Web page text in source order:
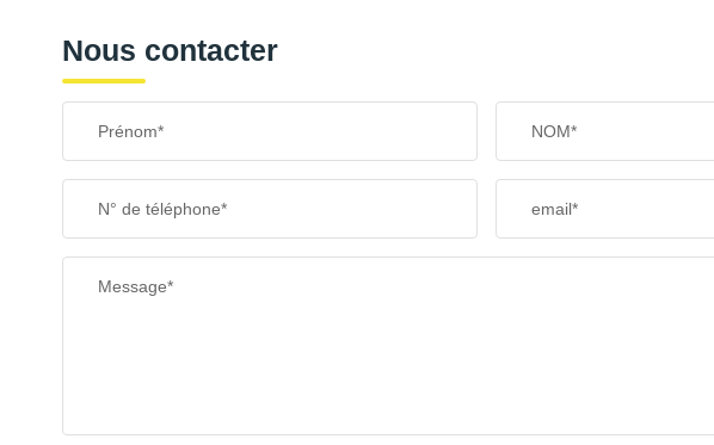
Nous contacter
Prénom* NOM*
N° de téléphone* email*
Message*